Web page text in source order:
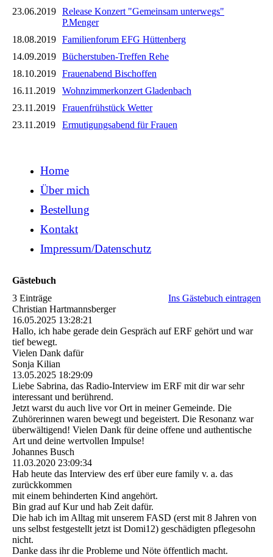
23.06.2019 Release Konzert "Gemeinsam unterwegs"
P.Menger
18.08.2019 Familienforum EFG Hüttenberg
14.09.2019 Bücherstuben-Treffen Rehe
18.10.2019 Frauenabend Bischoffen
16.11.2019
Wohnzimmerkonzert Gladenbach
23.11.2019
Frauenfrühstück Wetter
23.11.2019
Ermutigungsabend für Frauen
Home
Über mich
Bestellung
Kontakt
Impressum/Datenschutz
Gästebuch
3 Einträge
Ins Gästebuch eintragen
Christian Hartmannsberger
16.05.2025 13:28:21
Hallo, ich habe gerade dein Gespräch auf ERF gehört und war
tief bewegt.
Vielen Dank dafür
Sonja Kilian
13.05.2025 18:29:09
Liebe Sabrina, das Radio-Interview im ERF mit dir war sehr
interessant und berührend.
Jetzt warst du auch live vor Ort in meiner Gemeinde. Die
Zuhörerinnen waren bewegt und begeistert. Die Resonanz war
überwältigend! Vielen Dank für deine offene und authentische
Art und deine wertvollen Impulse!
Johannes Busch
11.03.2020 23:09:34
Hab heute das Interview des erf über eure family v. a. das
zurückkommen
mit einem behinderten Kind angehört.
Bin grad auf Kur und hab Zeit dafür.
Die hab ich im Alltag mit unserem FASD (erst mit 8 Jahren von
uns selbst festgestellt jetzt ist Domi12) geschädigten pflegesohn
nicht.
Danke dass ihr die Probleme und Nöte öffentlich macht.